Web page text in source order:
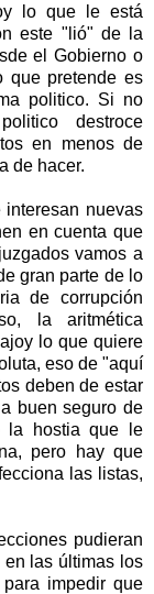
lo que le está
este "lió" de la
el Gobierno o
que pretende es
politico. Si no
destroce
en menos de
de hacer.
nuevas
en cuenta que
vamos a
gran parte de lo
de corrupción
la aritmética
lo que quiere
eso de "aquí
deben de estar
buen seguro de
la hostia que le
pero hay que
las listas,
pudieran
las últimas los
impedir que